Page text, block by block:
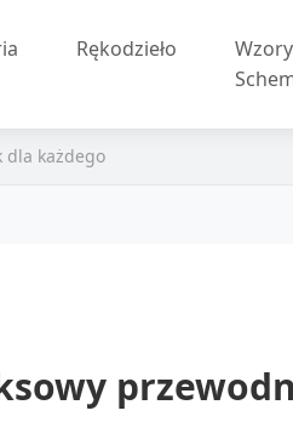
Rękodzieło
dla każdego